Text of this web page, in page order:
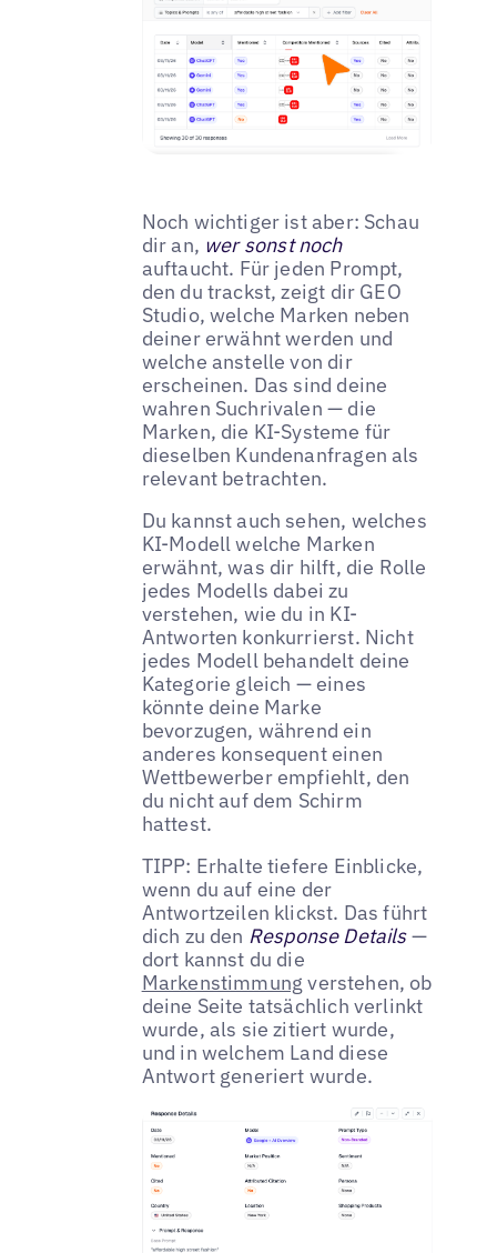
Noch wichtiger ist aber: Schau
dir an, wer sonst noch
auftaucht. Für jeden Prompt,
den du trackst, zeigt dir GEO
Studio, welche Marken neben
deiner erwähnt werden und
welche anstelle von dir
erscheinen. Das sind deine
wahren Suchrivalen — die
Marken, die KI-Systeme für
dieselben Kundenanfragen als
relevant betrachten.
Du kannst auch sehen, welches
KI-Modell welche Marken
erwähnt, was dir hilft, die Rolle
jedes Modells dabei zu
verstehen, wie du in KI-
Antworten konkurrierst. Nicht
jedes Modell behandelt deine
Kategorie gleich — eines
könnte deine Marke
bevorzugen, während ein
anderes konsequent einen
Wettbewerber empfiehlt, den
du nicht auf dem Schirm
hattest.
TIPP: Erhalte tiefere Einblicke,
wenn du auf eine der
Antwortzeilen klickst. Das führt
dich zu den Response Details—
dort kannst du die
Markenstimmung verstehen, ob
deine Seite tatsächlich verlinkt
wurde, als sie zitiert wurde,
und in welchem Land diese
Antwort generiert wurde.